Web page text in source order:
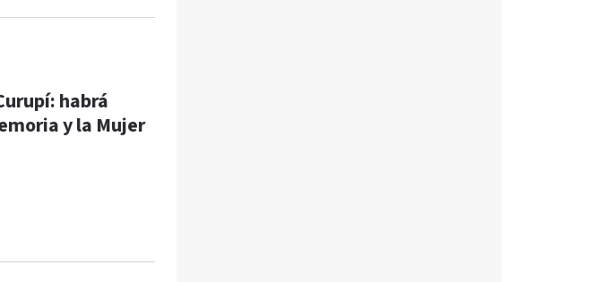
habrá
y la Mujer